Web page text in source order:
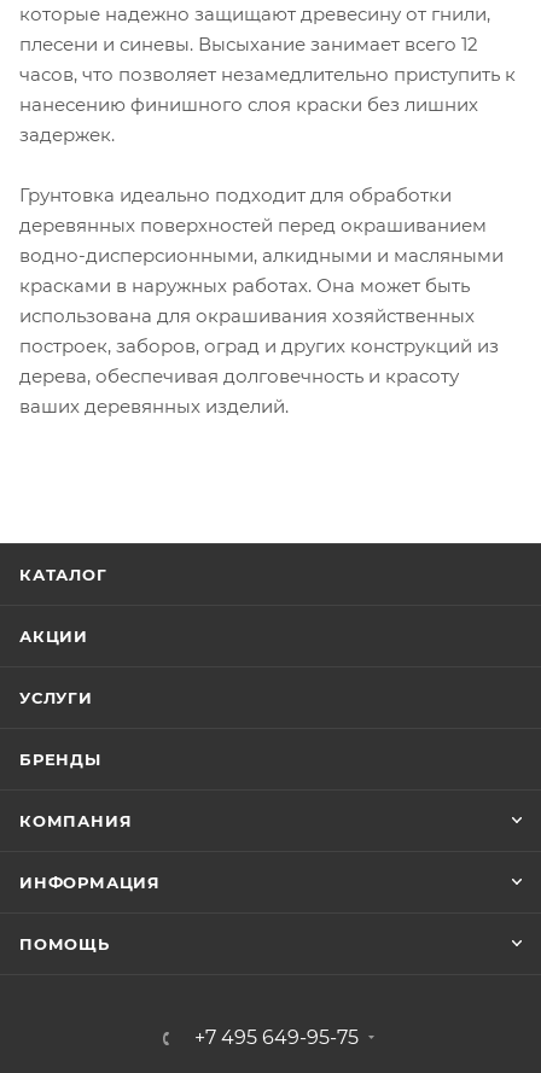
которые надежно защищают древесину от гнили,
плесени и синевы. Высыхание занимает всего 12
часов, что позволяет незамедлительно приступить к
нанесению финишного слоя краски без лишних
задержек.
Грунтовка идеально подходит для обработки
деревянных поверхностей перед окрашиванием
водно-дисперсионными, алкидными и масляными
красками в наружных работах. Она может быть
использована для окрашивания хозяйственных
построек, заборов, оград и других конструкций из
дерева, обеспечивая долговечность и красоту
ваших деревянных изделий.
КАТАЛОГ
АКЦИИ
УСЛУГИ
БРЕНДЫ
КОМПАНИЯ
ИНФОРМАЦИЯ
ПОМОЩЬ
+7 495 649-95-75